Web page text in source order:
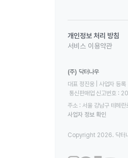
개인정보 처리 방침
서비스 이용약관
(주) 닥터나우
대표 정진웅 | 사업자
통신판매업 신고번호
주소 : 서울 강남구 테헤
사업자 정보 확인
Copyright 2026. 닥터